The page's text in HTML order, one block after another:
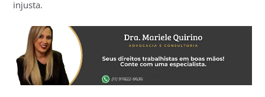
injusta.